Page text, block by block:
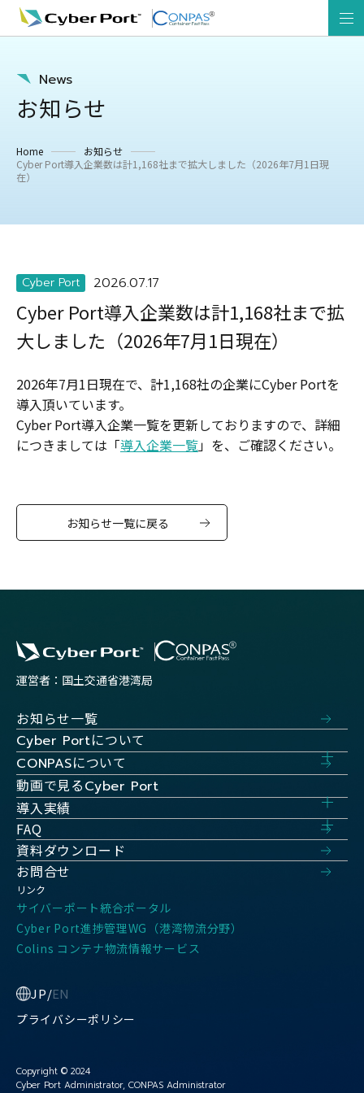
News
お知らせ
Home
お知らせ
Cyber Port導入企業数は計1,168社まで拡大しました（2026年7月1日現
在）
Cyber Port 2026.07.17
Cyber Port導入企業数は計1,168社まで拡
大しました（2026年7月1日現在）
2026年7月1日現在で、計1,168社の企業にCyber Portを
導入頂いています。
Cyber Port導入企業一覧を更新しておりますので、詳細
につきましては「導入企業一覧」を、ご確認ください。
お知らせ一覧に戻る
運営者：国土交通省港湾局
お知らせ一覧
Cyber Portについて
CONPASについて
動画で見るCyber Port
導入実績
FAQ
資料ダウンロード
お問合せ
リンク
サイバーポート統合ポータル
Cyber Port進捗管理WG（港湾物流分野）
Colins コンテナ物流情報サービス
JP/EN
プライバシーポリシー
Copyright © 2024
Cyber Port Administrator, CONPAS Administrator